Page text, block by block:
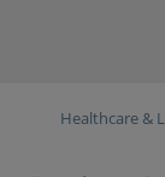
Healthcare &